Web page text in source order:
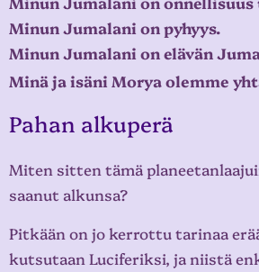
Minun Jumalani on pyhyys.
Minun Jumalani on elävän
Minä ja isäni Morya olemme
Pahan alkuperä
Miten sitten tämä
saanut alkunsa?
Pitkään on jo kerrottu tarinaa
kutsutaan Luciferiksi, ja niistä